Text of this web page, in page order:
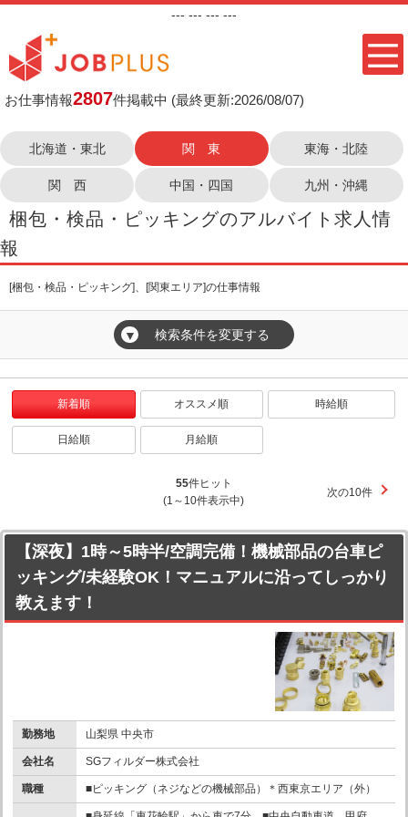
--- --- --- ---
お仕事情報2807件掲載中 (最終更新:2026/08/07)
北海道・東北 関 東 東海・北陸
関 西 中国・四国 九州・沖縄
梱包・検品・ピッキングのアルバイト求人情
報
[梱包・検品・ピッキング]、[関東エリア]の仕事情報
▼ 検索条件を変更する
新着順 オススメ順 時給順
日給順 月給順
55件ヒット
(1～10件表示中)
次の10件
【深夜】1時～5時半/空調完備！機械部品の台車ピ
ッキング/未経験OK！マニュアルに沿ってしっかり
教えます！
勤務地 山梨県 中央市
会社名 SGフィルダー株式会社
職種 ■ピッキング（ネジなどの機械部品）＊西東京エリア（外）